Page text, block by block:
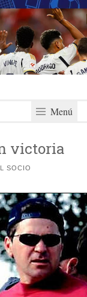
Menú
victoria
SOCIO